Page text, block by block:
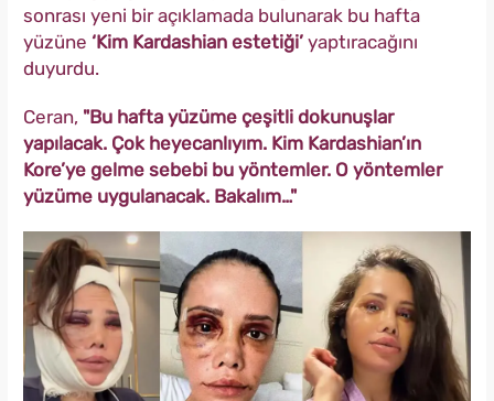
sonrası yeni bir açıklamada bulunarak bu hafta
yüzüne ‘Kim Kardashian estetiği’ yaptıracağını
duyurdu.
Ceran, "Bu hafta yüzüme çeşitli dokunuşlar
yapılacak. Çok heyecanlıyım. Kim Kardashian’ın
Kore’ye gelme sebebi bu yöntemler. O yöntemler
yüzüme uygulanacak. Bakalım…"